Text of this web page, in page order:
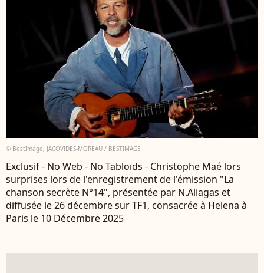
© BestImage, JACOVIDES-MOREAU / BESTIMAGE
Exclusif - No Web - No Tabloïds - Christophe Maé lors
surprises lors de l'enregistrement de l'émission "La
chanson secrète N°14", présentée par N.Aliagas et
diffusée le 26 décembre sur TF1, consacrée à Helena à
Paris le 10 Décembre 2025